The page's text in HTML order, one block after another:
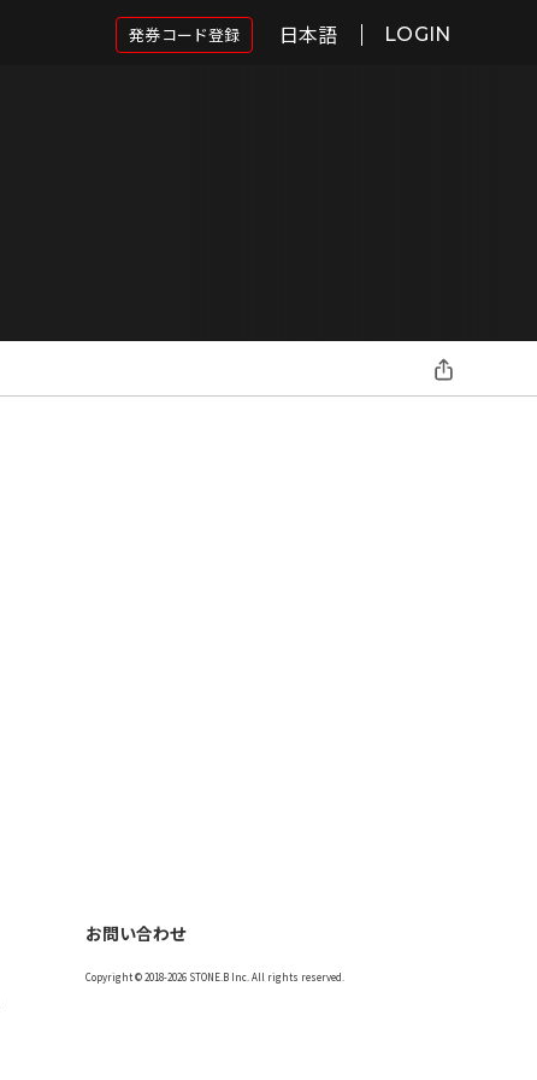
発券コード登録 日本語 LOGIN
お問い合わせ
Copyright © 2018-2026 STONE.B Inc. All rights reserved.